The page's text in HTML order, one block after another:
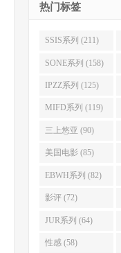
热门标签
SSIS系列 (211)
SONE系列 (158)
IPZZ系列 (125)
MIFD系列 (119)
三上悠亚 (90)
美国电影 (85)
EBWH系列 (82)
影评 (72)
JUR系列 (64)
性感 (58)